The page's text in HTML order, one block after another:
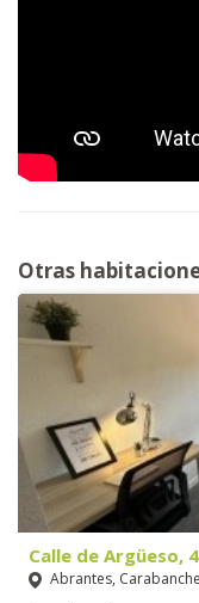
Otras
Calle de Argüeso,
Abrantes,